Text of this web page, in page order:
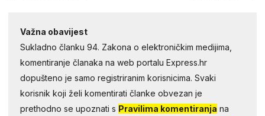
Važna obavijest
Sukladno članku 94. Zakona o elektroničkim medijima,
komentiranje članaka na web portalu Express.hr
dopušteno je samo registriranim korisnicima. Svaki
korisnik koji želi komentirati članke obvezan je
prethodno se upoznati s Pravilima komentiranja na